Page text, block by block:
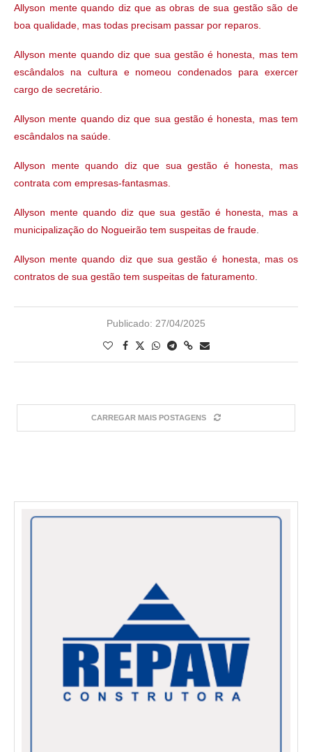
Allyson mente quando diz que as obras de sua gestão são de
boa qualidade, mas todas precisam passar por reparos.
Allyson mente quando diz que sua gestão é honesta, mas tem
escândalos na cultura e nomeou condenados para exercer
cargo de secretário.
Allyson mente quando diz que sua gestão é honesta, mas tem
escândalos na saúde
Allyson mente quando diz que sua gestão é honesta, mas
contrata com empresas-fantasmas.
Allyson mente quando diz que sua gestão é honesta, mas a
municipalização do Nogueirão tem suspeitas de fraude
Allyson mente quando diz que sua gestão é honesta, mas os
contratos de sua gestão tem suspeitas de faturamento
Publicado: 27/04/2025
CARREGAR MAIS POSTAGENS